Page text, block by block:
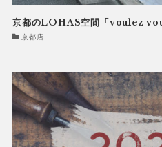
京都のLOHAS空間「voulez
京都店